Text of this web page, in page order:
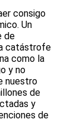
consigo
Un
de
catástrofe
como la
y no
nuestro
de
y
de